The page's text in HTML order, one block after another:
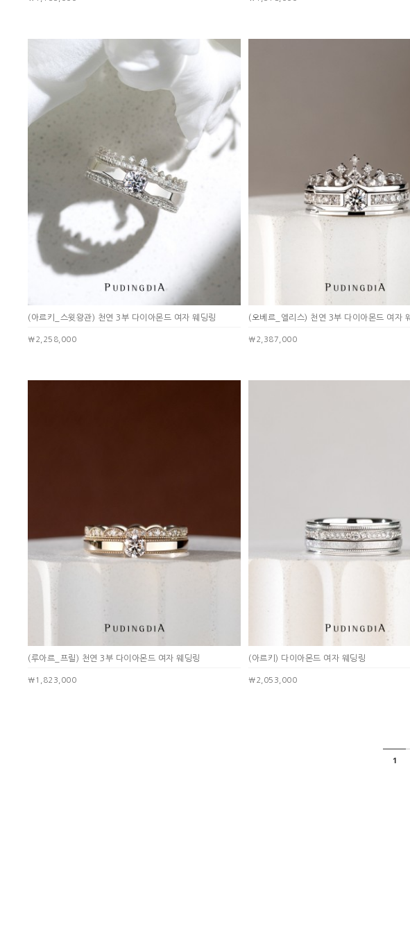
(아르키_스윗왕관) 천연 3부 다이아몬드 여자 웨딩링
￦2,258,000
(오베르_엘리스) 천연 3부 다이아몬드 여자
￦2,387,000
(루아르_프릴) 천연 3부 다이아몬드 여자 웨딩링
￦1,823,000
(아르키) 다이아몬드 여자 웨딩링
￦2,053,000
1